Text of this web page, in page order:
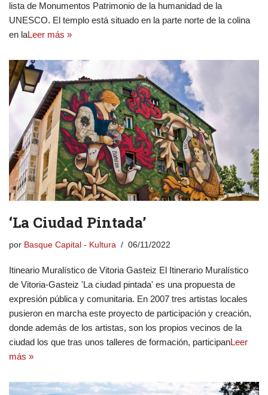
lista de Monumentos Patrimonio de la humanidad de la
UNESCO. El templo está situado en la parte norte de la colina
en laLeer más »
‘La Ciudad Pintada’
por Basque Capital - Kultura 06/11/2022
Itineario Muralístico de Vitoria Gasteiz El Itinerario Muralístico
de Vitoria-Gasteiz 'La ciudad pintada' es una propuesta de
expresión pública y comunitaria. En 2007 tres artistas locales
pusieron en marcha este proyecto de participación y creación,
donde además de los artistas, son los propios vecinos de la
ciudad los que tras unos talleres de formación, participanLeer
más »